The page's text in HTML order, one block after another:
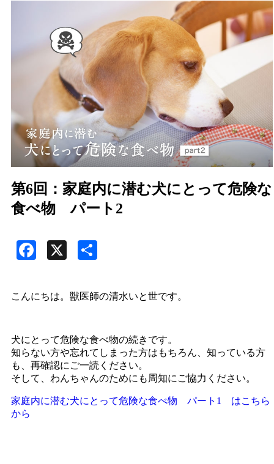
第6回：家庭内に潜む犬にとって危険な
食べ物 パート2
Facebook
こんにちは。獣医師の清水いと世です。
犬にとって危険な食べ物の続きです。
知らない方や忘れてしまった方はもちろん、知っている方
も、再確認にご一読ください。
そして、わんちゃんのためにも周知にご協力ください。
家庭内に潜む犬にとって危険な食べ物 パート1 はこちら
から